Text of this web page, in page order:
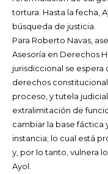
tortura. Hasta la fecha,
búsqueda de justicia.
Para Roberto Navas,
Asesoría en Derechos
jurisdiccional se espera
derechos
proceso, y tutela
extralimitación de
cambiar la base fáctica
instancia; lo cual está
y, por lo tanto, vulnera
Ayol.